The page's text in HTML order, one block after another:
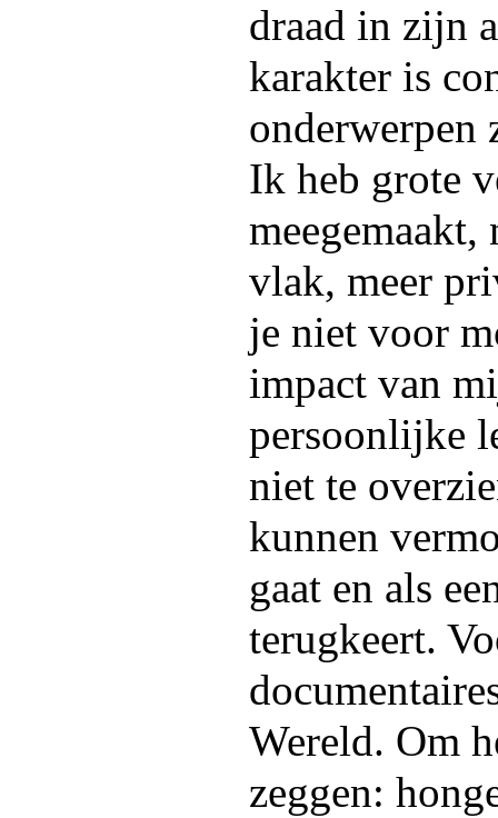
draad in zijn
karakter is
onderwerpen
Ik heb grote
vlak, meer
je niet voor
impact van
persoonlijke
niet te
kunnen
gaat en als
terugkeert.
Wereld. Om
zeggen: